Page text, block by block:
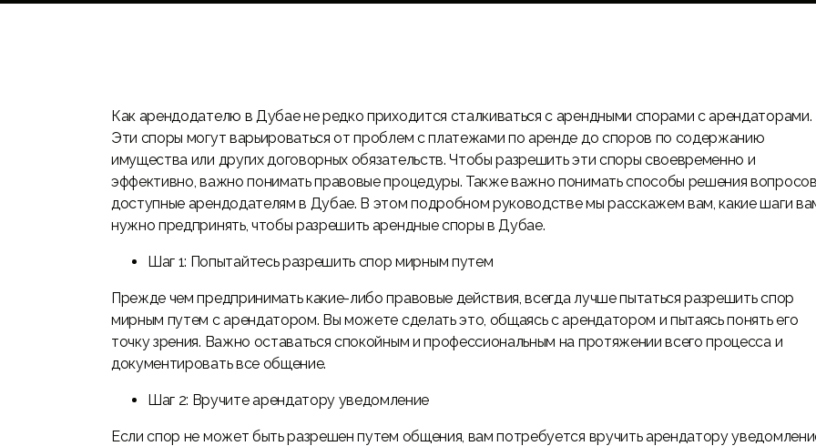
Как арендодателю в Дубае не редко приходится сталкиваться с арендными спорами с арендаторами.
Эти споры могут варьироваться от проблем с платежами по аренде до споров по содержанию
имущества или других договорных обязательств. Чтобы разрешить эти споры своевременно и
эффективно, важно понимать правовые процедуры. Также важно понимать способы решения
доступные арендодателям в Дубае. В этом подробном руководстве мы расскажем вам, какие шаги
нужно предпринять, чтобы разрешить арендные споры в Дубае.
Шаг 1: Попытайтесь разрешить спор мирным путем
Прежде чем предпринимать какие-либо правовые действия, всегда лучше пытаться разрешить спор
мирным путем с арендатором. Вы можете сделать это, общаясь с арендатором и пытаясь понять его
точку зрения. Важно оставаться спокойным и профессиональным на протяжении всего процесса и
документировать все общение.
Шаг 2: Вручите арендатору уведомление
Если спор не может быть разрешен путем общения, вам потребуется вручить арендатору